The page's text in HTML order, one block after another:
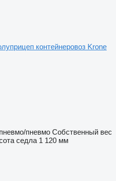
контейнеровоз Krone
пневмо/пневмо Собственный вес
седла 1 120 мм